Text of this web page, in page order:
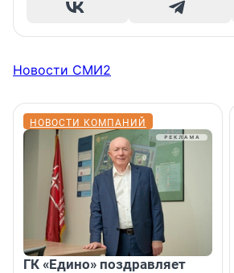
Новости СМИ2
НОВОСТИ КОМПАНИЙ
ГК «Едино» поздравляет